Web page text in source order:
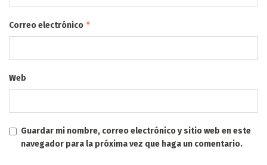
Correo electrónico *
Web
Guardar mi nombre, correo electrónico y sitio web en este
navegador para la próxima vez que haga un comentario.